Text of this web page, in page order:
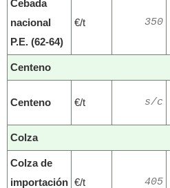
Cebada
nacional
P.E. (62-64)
€/t 350
Centeno
Centeno €/t s/c
Colza
Colza de
importación €/t 405